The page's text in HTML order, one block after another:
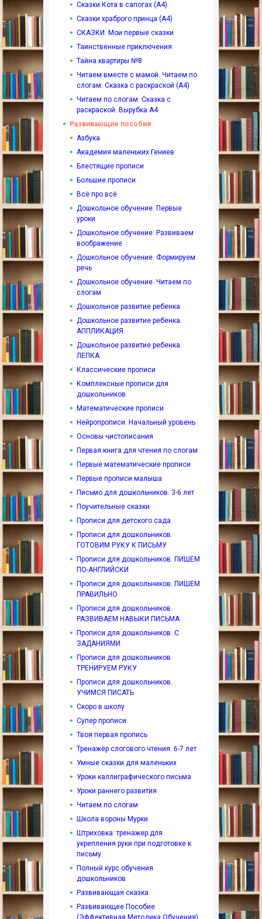
Сказки Кота в сапогах (А4)
Сказки храброго принца (А4)
СКАЗКИ. Мои первые сказки
Таинственные приключения
Тайна квартиры №8
Читаем вместе с мамой. Читаем по
слогам. Сказка с раскраской (А4)
Читаем по слогам. Сказка с
раскраской. Вырубка А4
Развивающие пособия
Азбука
Академия маленьких Гениев
Блестящие прописи
Большие прописи
Всё про всё
Дошкольное обучение. Первые
уроки
Дошкольное обучение. Развиваем
воображение
Дошкольное обучение. Формируем
речь
Дошкольное обучение. Читаем по
слогам
Дошкольное развитие ребенка
Дошкольное развитие ребенка.
АППЛИКАЦИЯ
Дошкольное развитие ребенка.
ЛЕПКА
Классические прописи
Комплексные прописи для
дошкольников
Математические прописи
Нейропрописи. Начальный уровень
Основы чистописания
Первая книга для чтения по слогам
Первые математические прописи
Первые прописи малыша
Письмо для дошкольников. 3-6 лет
Поучительные сказки
Прописи для детского сада
Прописи для дошкольников.
ГОТОВИМ РУКУ К ПИСЬМУ
Прописи для дошкольников. ПИШЕМ
ПО-АНГЛИЙСКИ
Прописи для дошкольников. ПИШЕМ
ПРАВИЛЬНО
Прописи для дошкольников.
РАЗВИВАЕМ НАВЫКИ ПИСЬМА
Прописи для дошкольников. С
ЗАДАНИЯМИ
Прописи для дошкольников.
ТРЕНИРУЕМ РУКУ
Прописи для дошкольников.
УЧИМСЯ ПИСАТЬ
Скоро в школу
Супер прописи
Твоя первая пропись
Тренажёр слогового чтения. 6-7 лет
Умные сказки для маленьких
Уроки каллиграфического письма
Уроки раннего развития
Читаем по слогам
Школа вороны Мурки
Штриховка: тренажер для
укрепления руки при подготовке к
письму
Полный курс обучения
дошкольников
Развивающая сказка
Развивающее Пособие
(Эффективная Методика Обучения)